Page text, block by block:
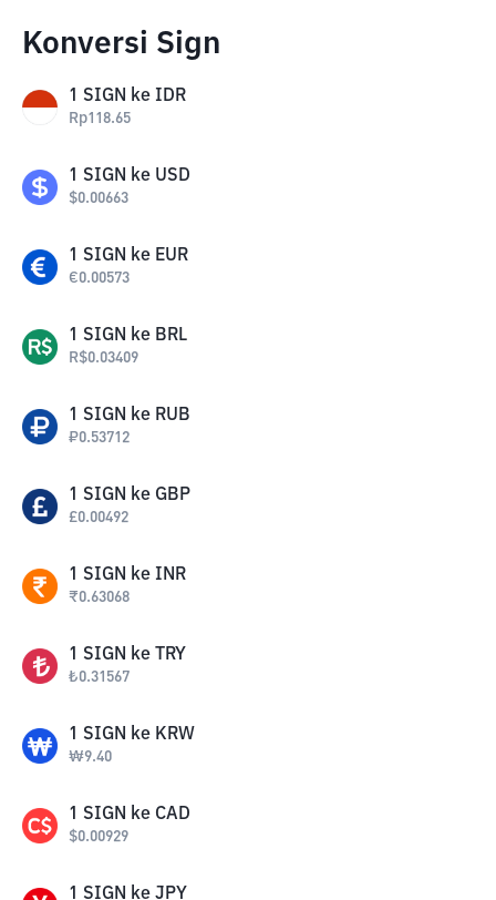
Konversi Sign
1 SIGN ke IDR
Rp118.65
1 SIGN ke USD
$0.00663
1 SIGN ke EUR
€0.00573
1 SIGN ke BRL
R$0.03409
1 SIGN ke RUB
₽0.53712
1 SIGN ke GBP
£0.00492
1 SIGN ke INR
₹0.63068
1 SIGN ke TRY
₺0.31567
1 SIGN ke KRW
₩9.40
1 SIGN ke CAD
$0.00929
1 SIGN ke JPY